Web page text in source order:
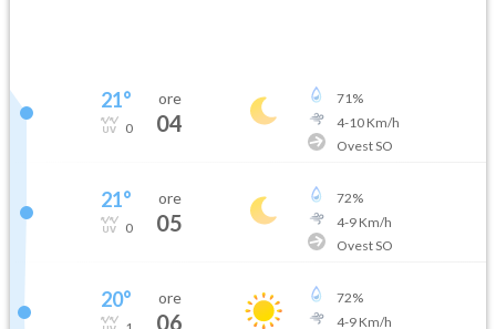
21°
0
ore
04
71%
4-10Km/h
Ovest SO
21°
0
ore
05
72%
4-9Km/h
Ovest SO
20° ore
06
72%
4-9Km/h